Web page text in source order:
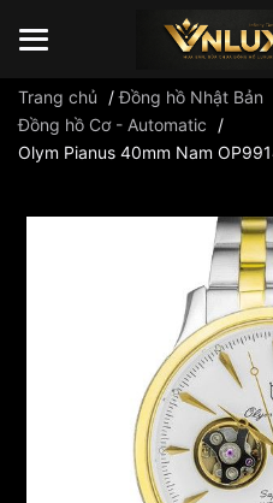
Đồng hồ casio đồng hồ G-Shock
Trang chủ /Đồng hồ Nhật Bản
Đồng hồ Cơ - Automatic
/
Olym Pianus 40mm Nam